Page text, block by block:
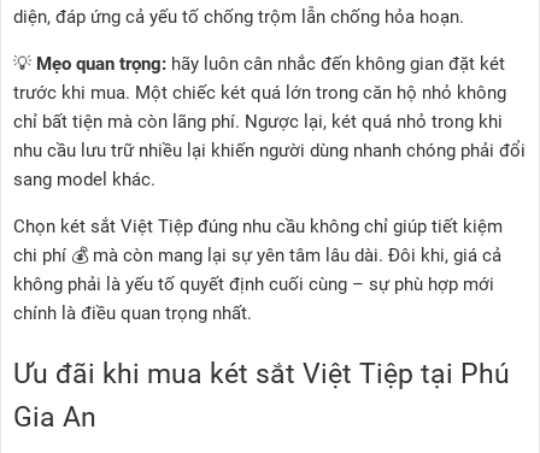
diện, đáp ứng cả yếu tố chống trộm lẫn chống hỏa hoạn.
💡 Mẹo quan trọng: hãy luôn cân nhắc đến không gian đặt két
trước khi mua. Một chiếc két quá lớn trong căn hộ nhỏ không
chỉ bất tiện mà còn lãng phí. Ngược lại, két quá nhỏ trong khi
nhu cầu lưu trữ nhiều lại khiến người dùng nhanh chóng phải đổi
sang model khác.
Chọn két sắt Việt Tiệp đúng nhu cầu không chỉ giúp tiết kiệm
chi phí 💰 mà còn mang lại sự yên tâm lâu dài. Đôi khi, giá cả
không phải là yếu tố quyết định cuối cùng – sự phù hợp mới
chính là điều quan trọng nhất.
Ưu đãi khi mua két sắt Việt Tiệp tại Phú
Gia An